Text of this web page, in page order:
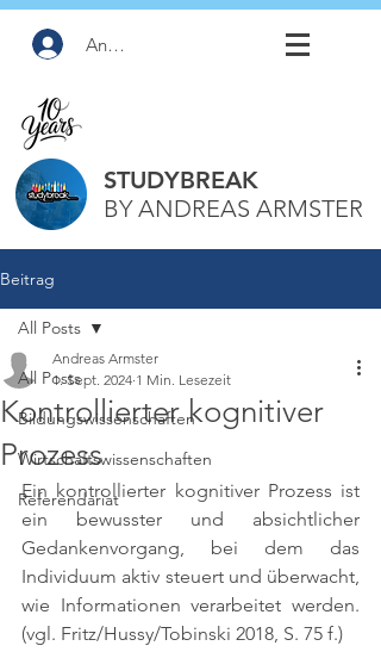
Anmelden
STUDYBREAK
BY ANDREAS ARMSTER
Beitrag
All Posts
Bildungswissenschaften
Wirtschaftswissenschaften
Referendariat
All Posts
Kontrollierter kognitiver
Prozess
Andreas Armster
1. Sept. 2024 1 Min. Lesezeit
Ein kontrollierter kognitiver Prozess ist
ein bewusster und absichtlicher
Gedankenvorgang, bei dem das
Individuum aktiv steuert und überwacht,
(vgl. Fritz/Hussy/Tobinski 2018, S. 75 f.)